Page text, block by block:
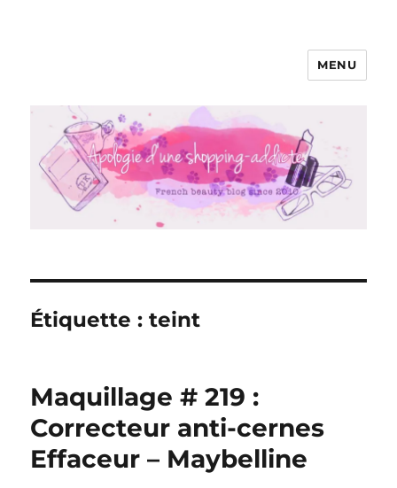
Apologie d'une Shopping-addicte
MENU
Étiquette :teint
Maquillage # 219 :
Correcteur anti-cernes
Effaceur – Maybelline